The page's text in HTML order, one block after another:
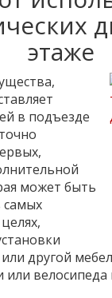
этаже
в подъезде
может быть
самых
другой
или велосипеда